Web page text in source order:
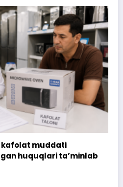
Iste’molchi hisoblagichi
tushunmovchilik holati